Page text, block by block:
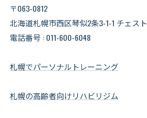
〒063-0812
北海道札幌市西区琴似2条3-1-1 チェス
電話番号 : 011-600-6048
札幌でパーソナルトレーニング
札幌の高齢者向けリハビリジム